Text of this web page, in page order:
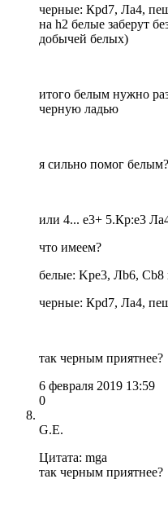
черные: Крd7, Ла4,
на h2 белые заберут
добычей белых)
итого белым нужно
черную ладью
я сильно помог белым?
или 4... е3+ 5.Кр:е3
что имеем?
белые: Kpe3, Лb6, Сb8
черные: Крd7, Ла4,
так черным приятнее?
6 февраля 2019 13:59
0
G.E.
Цитата: mga
так черным приятнее?